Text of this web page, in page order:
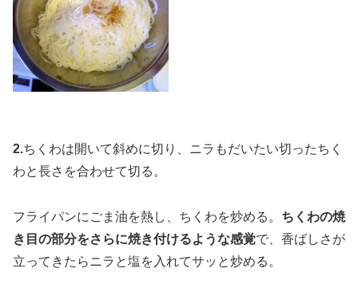
2.ちくわは開いて斜めに切り、ニラもだいたい切ったちく
わと長さを合わせて切る。
フライパンにごま油を熱し、ちくわを炒める。 ちくわの焼
き目の部分をさらに焼き付けるような感覚で、香ばしさが
立ってきたらニラと塩を入れてサッと炒める。